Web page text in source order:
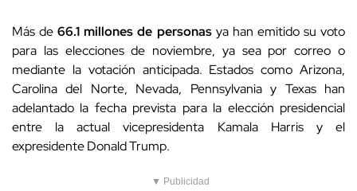
Más de66.1 millones de personas ya han emitido su voto
para las elecciones de noviembre, ya sea por correo o
mediante la votación anticipada. Estados como Arizona,
Carolina del Norte, Nevada, Pennsylvania y Texas han
adelantado la fecha prevista para la elección presidencial
entre la actual vicepresidenta Kamala Harris y el
expresidente Donald Trump.
▼ Publicidad